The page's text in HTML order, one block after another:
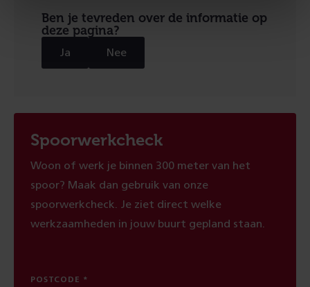
Ben je tevreden over de informatie op
deze pagina?
Ja Nee
Spoorwerkcheck
Woon of werk je binnen 300 meter van het
spoor? Maak dan gebruik van onze
spoorwerkcheck. Je ziet direct welke
werkzaamheden in jouw buurt gepland staan.
POSTCODE